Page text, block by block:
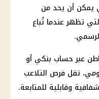
يمكن أن يحد من
تظهر عندما تُباع
عبر حساب بنكي أو
تقل فرص التلاعب
وقابلية للمتابعة.